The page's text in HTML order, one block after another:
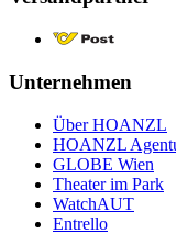
Unternehmen
Über HOANZL
HOANZL
GLOBE Wien
Theater im Park
WatchAUT
Entrello